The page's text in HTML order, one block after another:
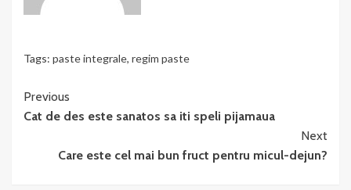
Tags: paste integrale, regim paste
Continue
Reading
Previous
Cat de des este sanatos sa iti speli pijamaua
Next
Care este cel mai bun fruct pentru micul-dejun?